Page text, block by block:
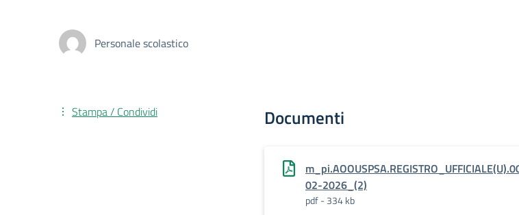
Personale scolastico
Documenti
02-2026_(2)
pdf - 334 kb
Stampa / Condividi